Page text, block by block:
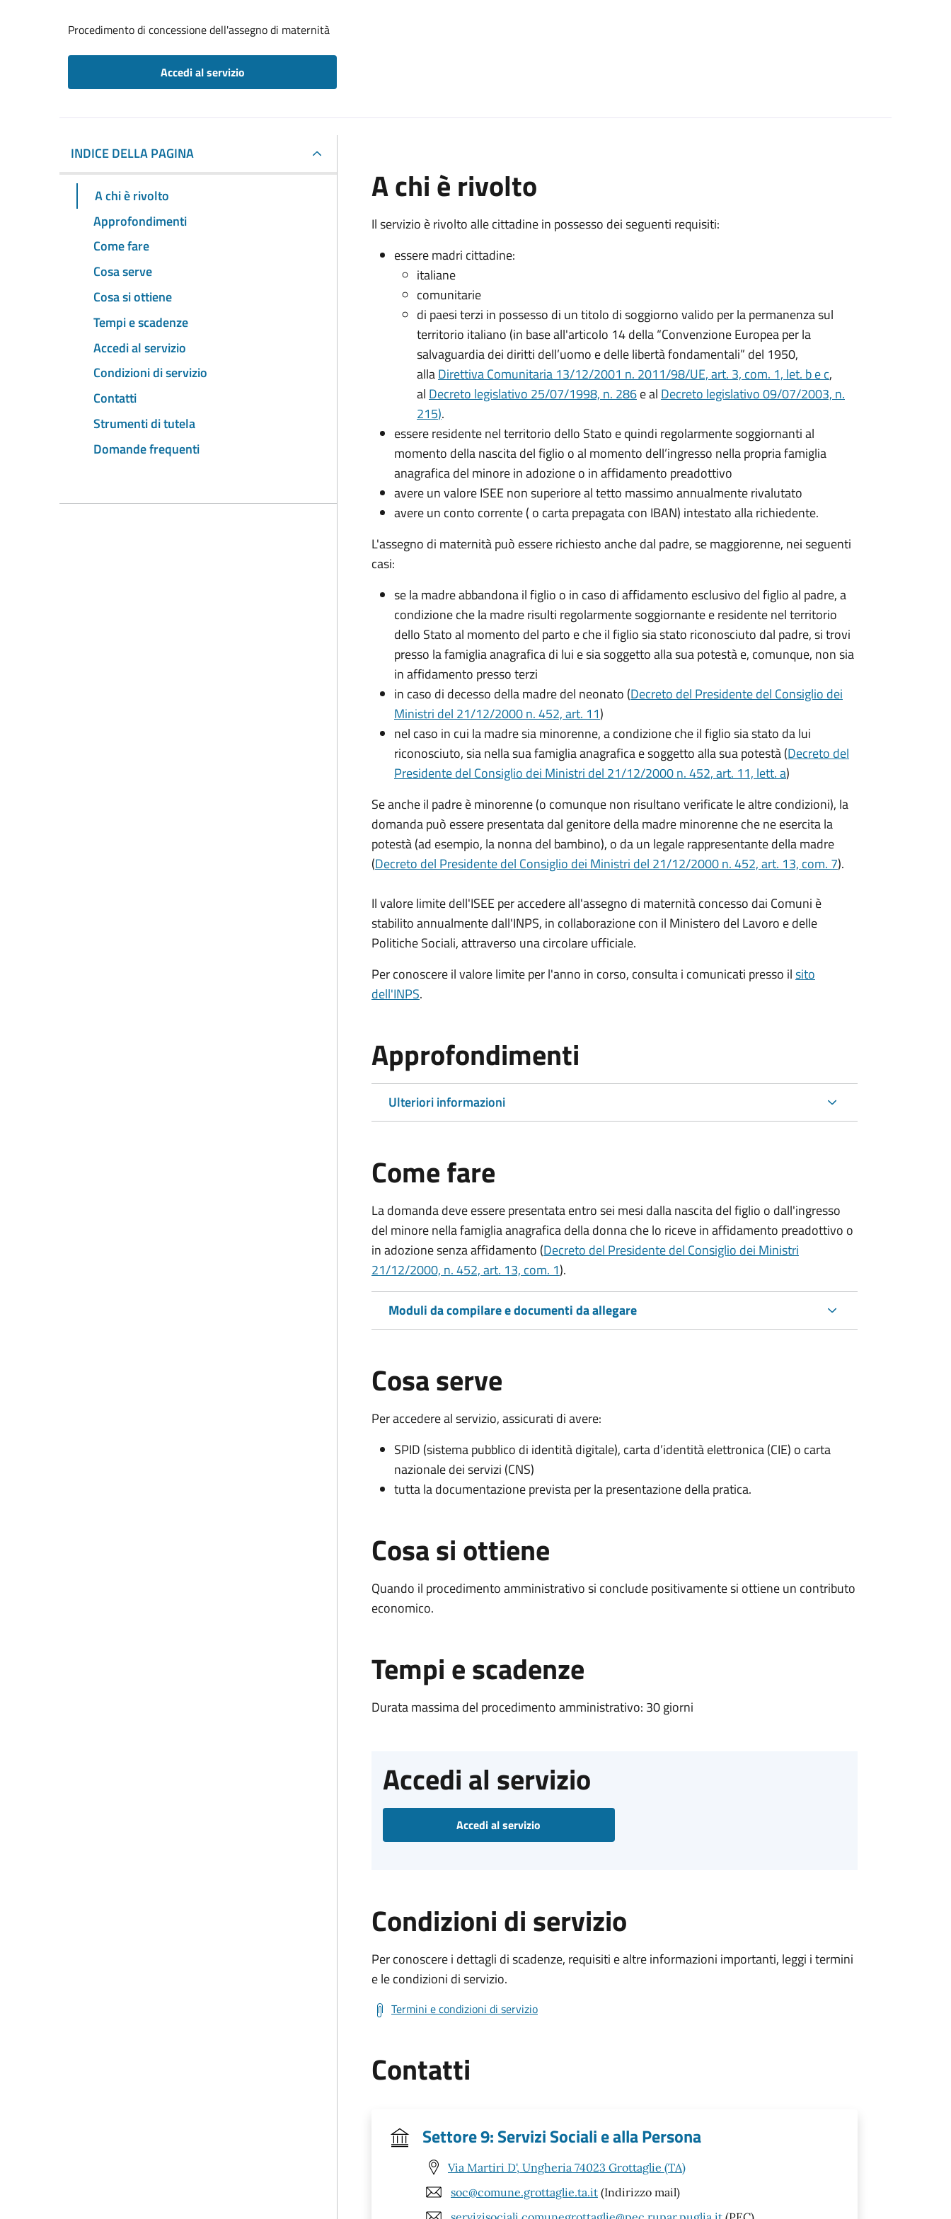
Procedimento di concessione dell'assegno di maternità
Accedi al servizio
INDICE DELLA PAGINA
A chi è rivolto
Approfondimenti
Come fare
Cosa serve
Cosa si ottiene
Tempi e scadenze
Accedi al servizio
Condizioni di servizio
Contatti
Strumenti di tutela
Domande frequenti
A chi è rivolto
Il servizio è rivolto alle cittadine in possesso dei seguenti requisiti:
essere madri cittadine:
italiane
comunitarie
di paesi terzi in possesso di un titolo di soggiorno valido per la permanenza sul
territorio italiano (in base all'articolo 14 della “Convenzione Europea per la
salvaguardia dei diritti dell’uomo e delle libertà fondamentali” del 1950,
allaDirettiva Comunitaria 13/12/2001 n. 2011/98/UE, art. 3, com. 1, let. b e c,
al Decreto legislativo 25/07/1998, n. 286e al Decreto legislativo 09/07/2003, n.
215).
essere residente nel territorio dello Stato e quindi regolarmente soggiornanti al
momento della nascita del figlio o al momento dell’ingresso nella propria famiglia
anagrafica del minore in adozione o in affidamento preadottivo
avere un valore ISEE non superiore al tetto massimo annualmente rivalutato
avere un conto corrente ( o carta prepagata con IBAN) intestato alla richiedente.
L'assegno di maternità può essere richiesto anche dal padre, se maggiorenne, nei seguenti
casi:
se la madre abbandona il figlio o in caso di affidamento esclusivo del figlio al padre, a
condizione che la madre risulti regolarmente soggiornante e residente nel territorio
dello Stato al momento del parto e che il figlio sia stato riconosciuto dal padre, si trovi
presso la famiglia anagrafica di lui e sia soggetto alla sua potestà e, comunque, non sia
in affidamento presso terzi
in caso di decesso della madre del neonato (Decreto del Presidente del Consiglio dei
Ministri del 21/12/2000 n. 452, art. 11)
nel caso in cui la madre sia minorenne, a condizione che il figlio sia stato da lui
riconosciuto, sia nella sua famiglia anagrafica e soggetto alla sua potestà (Decreto del
Presidente del Consiglio dei Ministri del 21/12/2000 n. 452, art. 11, lett. a)
Se anche il padre è minorenne (o comunque non risultano verificate le altre condizioni), la
domanda può essere presentata dal genitore della madre minorenne che ne esercita la
potestà (ad esempio, la nonna del bambino), o da un legale rappresentante della madre
(Decreto del Presidente del Consiglio dei Ministri del 21/12/2000 n. 452, art. 13, com. 7).
Il valore limite dell'ISEE per accedere all'assegno di maternità concesso dai Comuni è
stabilito annualmente dall'INPS, in collaborazione con il Ministero del Lavoro e delle
Politiche Sociali, attraverso una circolare ufficiale.
Per conoscere il valore limite per l'anno in corso, consulta i comunicati presso ilsito
dell'INPS.
Approfondimenti
Ulteriori informazioni
Come fare
La domanda deve essere presentataentro sei mesi dalla nascita del figlio o dall'ingresso
del minore nella famiglia anagrafica della donna che lo riceve in affidamento preadottivo o
in adozione senza affidamento (Decreto del Presidente del Consiglio dei Ministri
21/12/2000, n. 452, art. 13, com. 1).
Moduli da compilare e documenti da allegare
Cosa serve
Per accedere al servizio, assicurati di avere:
SPID (sistema pubblico di identità digitale), carta d’identità elettronica (CIE) o carta
nazionale dei servizi (CNS)
tutta la documentazione prevista per la presentazione della pratica.
Cosa si ottiene
Quando il procedimento amministrativo si conclude positivamente si ottiene un contributo
economico.
Tempi e scadenze
Durata massima del procedimento amministrativo: 30 giorni
Accedi al servizio
Accedi al servizio
Condizioni di servizio
Per conoscere i dettagli di scadenze, requisiti e altre informazioni importanti, leggi i termini
e le condizioni di servizio.
Termini e condizioni di servizio
Contatti
Settore 9: Servizi Sociali e alla Persona
Via Martiri D', Ungheria 74023 Grottaglie (TA)
soc@comune.grottaglie.ta.it (Indirizzo mail)